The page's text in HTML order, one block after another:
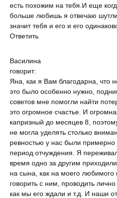
есть похожим на тебя.И еще
больше любишь я отвечаю
значит тебя и его и его
Ответить
Василина
говорит:
Яна, как я Вам благодарна, что
это было особенно нужно,
советов мне помогли найти
это огромное счастье. И
капризный до месяцев 8,
не могла уделять столько
ревностью у нас были
период отчуждения. Я
время одно за другим
на сына, как на моего любимого
говорить с ним, проводить
как мы его ждали и т.д. И наши